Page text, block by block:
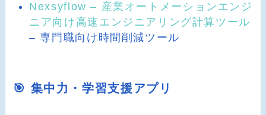
Nexsyflow – 産業オートメーションエンジ
ニア向け高速エンジニアリング計算ツール
– 専門職向け時間削減ツール
🎯 集中力・学習支援アプリ